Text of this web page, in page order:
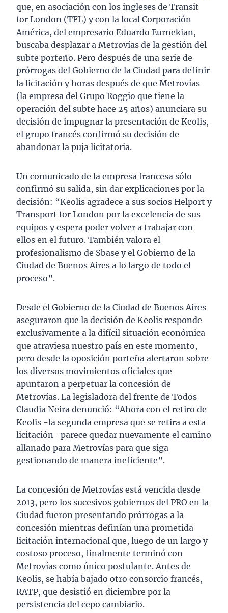
que, en asociación con los ingleses de Transit
for London (TFL) y con la local Corporación
América, del empresario Eduardo Eurnekian,
buscaba desplazar a Metrovías de la gestión del
subte porteño. Pero después de una serie de
prórrogas del Gobierno de la Ciudad para definir
la licitación y horas después de que Metrovías
(la empresa del Grupo Roggio que tiene la
operación del subte hace 25 años) anunciara su
decisión de impugnar la presentación de Keolis,
el grupo francés confirmó su decisión de
abandonar la puja licitatoria.
Un comunicado de la empresa francesa sólo
confirmó su salida, sin dar explicaciones por la
decisión: “Keolis agradece a sus socios Helport y
Transport for London por la excelencia de sus
equipos y espera poder volver a trabajar con
ellos en el futuro. También valora el
profesionalismo de Sbase y el Gobierno de la
Ciudad de Buenos Aires a lo largo de todo el
proceso”.
Desde el Gobierno de la Ciudad de Buenos Aires
aseguraron que la decisión de Keolis responde
exclusivamente a la difícil situación económica
que atraviesa nuestro país en este momento,
pero desde la oposición porteña alertaron sobre
los diversos movimientos oficiales que
apuntaron a perpetuar la concesión de
Metrovías. La legisladora del frente de Todos
Claudia Neira denunció: “Ahora con el retiro de
Keolis -la segunda empresa que se retira a esta
licitación- parece quedar nuevamente el camino
allanado para Metrovías para que siga
gestionando de manera ineficiente”.
La concesión de Metrovías está vencida desde
2013, pero los sucesivos gobiernos del PRO en la
Ciudad fueron presentando prórrogas a la
concesión mientras definían una prometida
licitación internacional que, luego de un largo y
costoso proceso, finalmente terminó con
Metrovías como único postulante. Antes de
Keolis, se había bajado otro consorcio francés,
RATP, que desistió en diciembre por la
persistencia del cepo cambiario.